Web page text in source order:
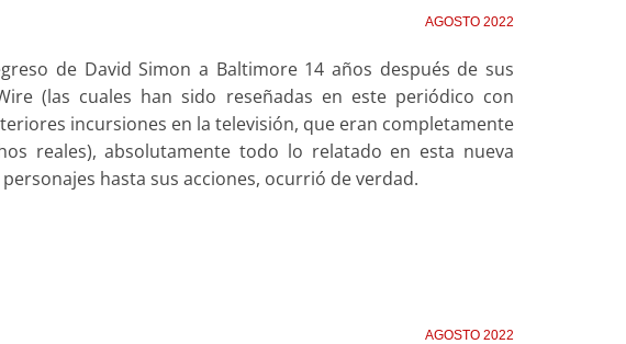
AGOSTO 2022
de David Simon a Baltimore 14 años después de sus
(las cuales han sido reseñadas en este periódico con
incursiones en la televisión, que eran completamente
reales), absolutamente todo lo relatado en esta nueva
hasta sus acciones, ocurrió de verdad.
AGOSTO 2022